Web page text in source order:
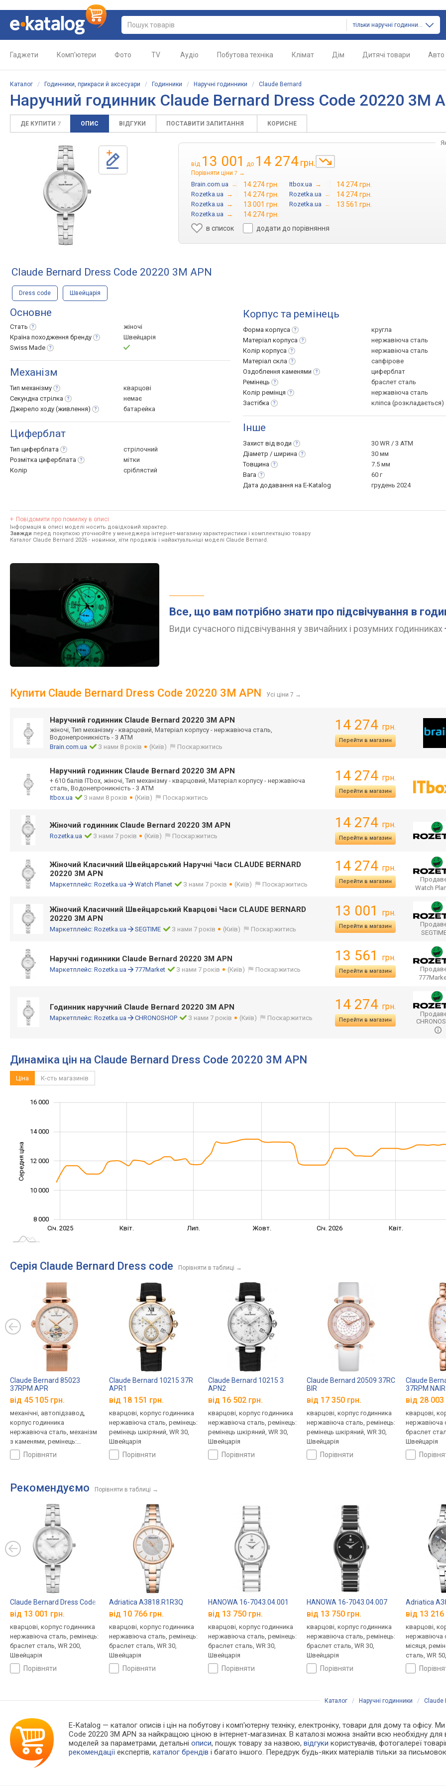
тільки наручні годинники
Гаджети Комп'ютери Фото TV Аудіо Побутова техніка Клімат Дім Дитячі товари Авто
Каталог / Годинники, прикраси й аксесуари / Годинники / Наручні годинники / Claude Bernard
Наручний годинник Claude Bernard Dress Code 20220 3M
ДЕ КУПИТИ 7 ОПИС ВІДГУКИ ПОСТАВИТИ ЗАПИТАННЯ КОРИСНЕ
від 13 001 до 14 274грн.
Порівняти ціни 7 →
Brain.com.ua → 14 274 грн. Itbox.ua → 14 274 грн.
Rozetka.ua → 14 274 грн. Rozetka.ua → 14 274 грн.
Rozetka.ua → 13 001 грн. Rozetka.ua → 13 561 грн.
Rozetka.ua →
14 274 грн.
в список
додати до порівняння
Claude Bernard Dress Code 20220 3M APN
Dress code Швейцарія
Основне
Стать
жіночі
Країна походження бренду
Швейцарія
Swiss Made
Механізм
Тип механізму
кварцові
Секундна стрілка
немає
Джерело ходу (живлення) батарейка
Циферблат
Тип циферблата
стрілочний
Розмітка циферблата
мітки
Колір
сріблястий
Корпус та ремінець
Форма корпуса
кругла
Матеріал корпуса
нержавіюча сталь
Колір корпуса
нержавіюча сталь
Матеріал скла
сапфірове
Оздоблення каменями
циферблат
Ремінець
браслет сталь
Колір ремінця
нержавіюча сталь
Застібка
кліпса (розкладається)
Інше
Захист від води
30 WR / 3 ATM
Діаметр / ширина
30 мм
Товщина
7.5 мм
Вага
60 г
Дата додавання на E-Katalog
грудень 2024
Повідомити про помилку в описі
Інформація в описі моделі носить довідковий характер.
Завжди перед покупкою уточнюйте у менеджера інтернет-магазину характеристики і комплектацію товару
Каталог Claude Bernard 2026 - новинки, хіти продажів і найактуальніші моделі Claude Bernard.
Все, що вам потрібно знати про підсвічування в
Види сучасного підсвічування у звичайних і розумних годинниках
Купити Claude Bernard Dress Code 20220 3M APN Усі ціни 7 →
Наручний годинник Claude Bernard 20220 3M APN
жіночі, Тип механізму - кварцовий, Матеріал корпусу - нержавіюча сталь,
Водонепроникність - 3 АТМ
Brain.com.ua
З нами 8 років (Київ) Поскаржитись
14 274 грн.
Перейти в магазин
Наручний годинник Claude Bernard 20220 3M APN
+ 610 балів ITbox, жіночі, Тип механізму - кварцовий, Матеріал корпусу - нержавіюча
сталь, Водонепроникність - 3 АТМ
Itbox.ua
З нами 8 років (Київ) Поскаржитись
14 274 грн.
Перейти в магазин
Жіночий годинник Claude Bernard 20220 3M APN
Rozetka.ua З нами 7 років (Київ) Поскаржитись
14 274 грн.
Перейти в магазин
Жіночий Класичний Швейцарський Наручні Часи CLAUDE BERNARD
20220 3M APN
Маркетплейс: Rozetka.ua Watch Planet З нами 7 років (Київ) Поскаржитись
14 274 грн.
Перейти в магазин
Watch
Жіночий Класичний Швейцарський Кварцові Часи CLAUDE BERNARD
20220 3M APN
Маркетплейс: Rozetka.ua SEGTIME З нами 7 років (Київ) Поскаржитись
13 001 грн.
Перейти в магазин
Наручні годинники Claude Bernard 20220 3M APN
Маркетплейс: Rozetka.ua 777Market З нами 7 років (Київ) Поскаржитись
13 561 грн.
Перейти в магазин
Годинник наручний Claude Bernard 20220 3M APN
Маркетплейс: Rozetka.ua CHRONOSHOP З нами 7 років (Київ) Поскаржитись
14 274 грн.
Перейти в магазин
Динаміка цін на Claude Bernard Dress Code 20220 3M APN
Ціна К-сть магазинів
Середня ціна 10 000
8 000
10 000
12 000
14 000
16 000
L
Жовт.
Січ. 2025 Квіт. Лип. Жовт. Січ. 2026 Квіт.
Жовт.
Серія Claude Bernard Dress code Порівняти в таблиці →
Claude Bernard 85023
37RPM APR
від 45 105 грн.
механічні, автопідзавод,
корпус годинника
нержавіюча сталь, механізм
з каменями, ремінець:
міланський браслет, WR 50,
Швейцарія
порівняти
Claude Bernard 10215 37R
APR1
від 18 151 грн.
кварцові, корпус годинника
нержавіюча сталь, ремінець:
ремінець шкіряний, WR 30,
Швейцарія
порівняти
Claude Bernard 10215 3
APN2
від 16 502 грн.
кварцові, корпус годинника
нержавіюча сталь, ремінець:
ремінець шкіряний, WR 30,
Швейцарія
порівняти
Claude Bernard 20509 37RC
BIR
від 17 350 грн.
кварцові, корпус годинника
нержавіюча сталь, ремінець:
ремінець шкіряний, WR 30,
Швейцарія
порівняти
Claude
37RPM NAIR
від 28 003
кварцові,
нержавіюча
браслет
Швейцарія
Рекомендуємо Порівняти в таблиці →
Claude Bernard Dress Code 20220 3M NAPN
від 13 001 грн.
кварцові, корпус годинника
нержавіюча сталь, ремінець:
браслет сталь, WR 200,
Швейцарія
порівняти
Adriatica A3818.R1R3Q
від 10 766 грн.
кварцові, корпус годинника
нержавіюча сталь, ремінець:
браслет сталь, WR 30,
Швейцарія
порівняти
HANOWA 16-7043.04.001
від 13 750 грн.
кварцові, корпус годинника
нержавіюча сталь, ремінець:
браслет сталь, WR 30,
Швейцарія
порівняти
HANOWA 16-7043.04.007
від 13 750 грн.
кварцові, корпус годинника
нержавіюча сталь, ремінець:
браслет сталь, WR 30,
Швейцарія
порівняти
Adriatica
від 13 216
кварцові,
нержавіюча
місяця,
сталь, WR
Каталог / Наручні годинники / Claude
E-Katalog — каталог описів і цін на побутову і комп'ютерну техніку, електроніку, товари для дому та офісу.
Code 20220 3M APN за найкращою ціною в інтернет-магазинах. В каталозі можна знайти всю необхідну
моделей за параметрами, детальніописи, пошук товару за назвою,відгуки користувачів, фотогалереї
рекомендації експертів,каталог брендів і багато іншого. Передрук будь-яких матеріалів тільки за